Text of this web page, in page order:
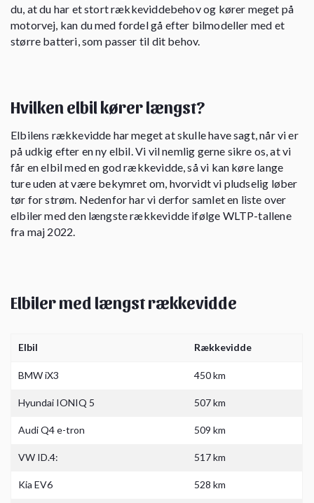
du, at du har et stort rækkeviddebehov og kører meget på
motorvej, kan du med fordel gå efter bilmodeller med et
større batteri, som passer til dit behov.
Hvilken elbil kører længst?
Elbilens rækkevidde har meget at skulle have sagt, når vi er
på udkig efter en ny elbil. Vi vil nemlig gerne sikre os, at vi
får en elbil med en god rækkevidde, så vi kan køre lange
ture uden at være bekymret om, hvorvidt vi pludselig løber
tør for strøm. Nedenfor har vi derfor samlet en liste over
elbiler med den længste rækkevidde ifølge WLTP-tallene
fra maj 2022.
Elbiler med længst rækkevidde
Elbil Rækkevidde
BMW iX3 450 km
Hyundai IONIQ 5 507 km
Audi Q4 e-tron 509 km
VW ID.4: 517 km
Kia EV6 528 km